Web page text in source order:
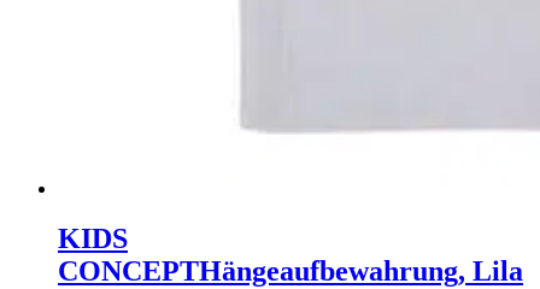
KIDS
CONCEPTHängeaufbewahrung, Lila